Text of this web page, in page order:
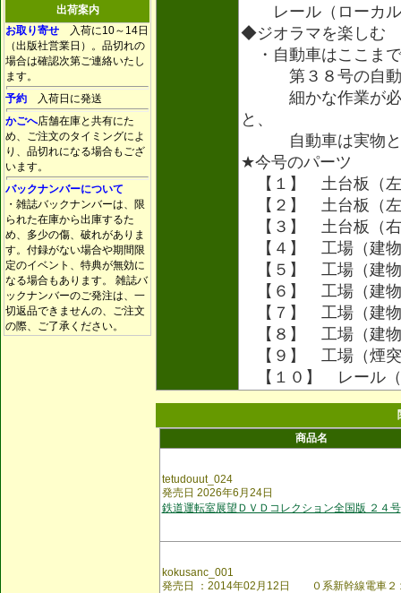
出荷案内
お取り寄せ 入荷に10～14日
（出版社営業日）。品切れの
場合は確認次第ご連絡いたし
ます。
予約 入荷日に発送
かごへ店舗在庫と共有にた
め、ご注文のタイミングによ
り、品切れになる場合もござ
います。
バックナンバーについて
・雑誌バックナンバーは、限
られた在庫から出庫するた
め、多少の傷、破れがありま
す。付録がない場合や期間限
定のイベント、特典が無効に
なる場合もあります。 雑誌バ
ックナンバーのご発注は、一
切返品できませんの、ご注文
の際、ご了承ください。
レール（ローカル
◆ジオラマを楽しむ
・自動車はここま
第３８号の自動車
細かな作業が必
と、
自動車は実物と見
★今号のパーツ
【１】 土台板（左
【２】 土台板（左
【３】 土台板（右
【４】 工場（建
【５】 工場（建
【６】 工場（建
【７】 工場（建
【８】 工場（建
【９】 工場（煙
【１０】 レール（
商品名
tetudouut_024
発売日 2026年6月24日
鉄道運転室展望ＤＶＤコレクション全国版 ２４号
kokusanc_001
発売日 ：2014年02月12日 ０系新幹線電車２